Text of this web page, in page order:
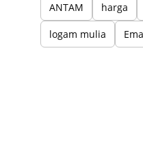
ANTAM harga
logam mulia